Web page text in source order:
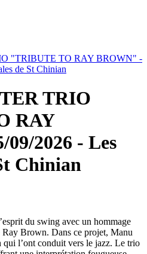
"TRIBUTE TO RAY BROWN" -
de St Chinian
TRIO
RAY
2026 - Les
Chinian
du swing avec un hommage
Ray Brown. Dans ce projet, Manu
qui l’ont conduit vers le jazz. Le trio